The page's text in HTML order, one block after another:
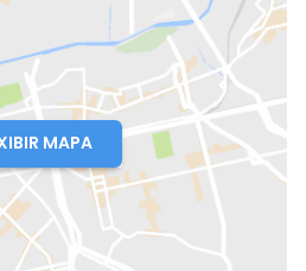
MAPA